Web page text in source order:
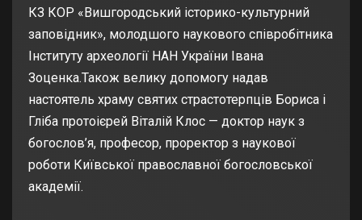
КЗ КОР «Вишгородський історико-культурний
заповідник», молодшого наукового співробітника
Інституту археології НАН України Івана
Зоценка.Також велику допомогу надав
настоятель храму святих страстотерпців Бориса і
Гліба протоієрей Віталій Клос — доктор наук з
богослов’я, професор, проректор з наукової
роботи Київської православної богословської
академії.